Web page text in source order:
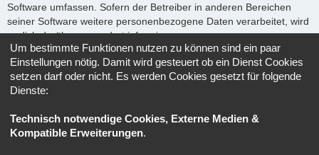
Software umfassen. Sofern der Betreiber in anderen Bereichen
seiner Software weitere personenbezogene Daten verarbeitet, wird
er dich darüber gesondert informieren.
AUSKUNFTSRECHT
Der Betreiber erteilt dir auf Anfrage Auskunft, welche Daten über
dich gespeichert sind.
Du kannst jederzeit die Löschung bzw. Sperrung deiner Daten
verlangen. Kontaktiere hierzu bitte den Betreiber.
Um bestimmte Funktionen nutzen zu können sind ein paar
Einstellungen nötig. Damit wird gesteuert ob ein Dienst Cookies
setzen darf oder nicht. Es werden Cookies gesetzt für folgende
Dienste:
Technisch notwendige Cookies, Externe Medien &
Kompatible Erweiterungen.